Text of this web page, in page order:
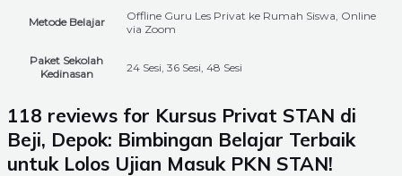
Metode Belajar
Offline Guru Les Privat ke Rumah Siswa, Online
via Zoom
Paket Sekolah
Kedinasan
24 Sesi, 36 Sesi, 48 Sesi
118 reviews for Kursus Privat STAN di
Beji, Depok: Bimbingan Belajar Terbaik
untuk Lolos Ujian Masuk PKN STAN!